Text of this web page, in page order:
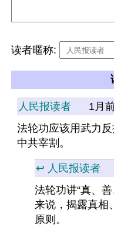
读者暱称:
人民报读者 1月
法轮功应该用武力
中共宰割。
↩️ 人民报读者
法轮功讲“真、
来说，揭露真相
原则。